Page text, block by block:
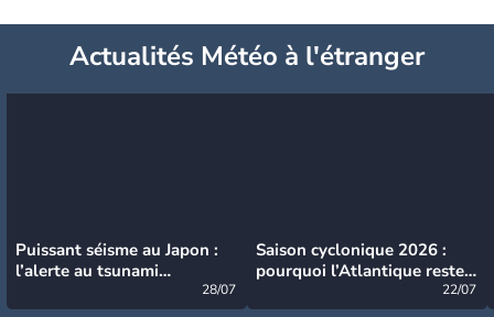
Actualités Météo à l'étranger
Puissant séisme au Japon :
l’alerte au tsunami
28/07
Saison cyclonique 2026 :
pourquoi l’Atlantique reste
22/07